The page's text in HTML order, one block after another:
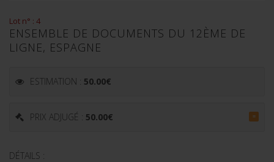
Lot n° : 4
ENSEMBLE DE DOCUMENTS DU 12ÈME DE
LIGNE, ESPAGNE
ESTIMATION : 50.00€
PRIX ADJUGÉ : 50.00€ =
DÉTAILS :